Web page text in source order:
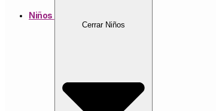
Niños
Cerrar Niños